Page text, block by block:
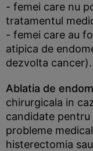
- femei care nu
tratamentul
- femei care au
atipica de
dezvolta cancer).
Ablatia de
chirurgicala in
candidate
probleme
histerectomia